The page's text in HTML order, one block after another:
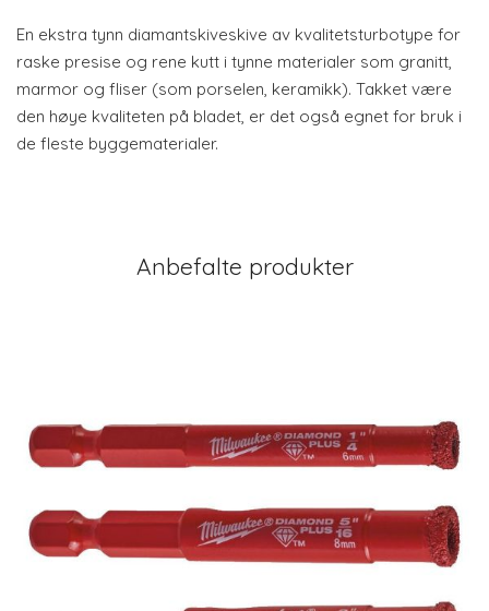
En ekstra tynn diamantskiveskive av kvalitetsturbotype for
raske presise og rene kutt i tynne materialer som granitt,
marmor og fliser (som porselen, keramikk). Takket være
den høye kvaliteten på bladet, er det også egnet for bruk i
de fleste byggematerialer.
Anbefalte produkter